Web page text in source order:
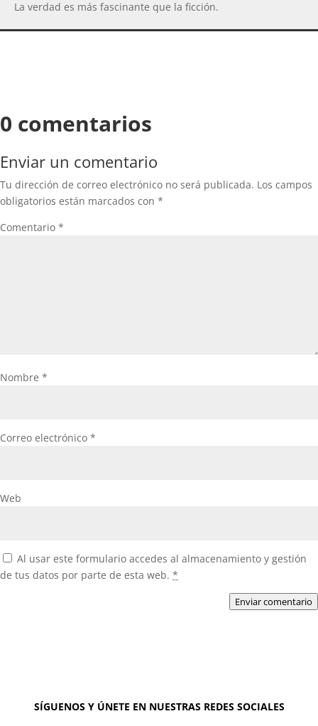
La verdad es más fascinante que la ficción.
0 comentarios
Enviar un comentario
Tu dirección de correo electrónico no será publicada. Los campos
obligatorios están marcados con *
Comentario *
Nombre *
Correo electrónico *
Web
Al usar este formulario accedes al almacenamiento y gestión
de tus datos por parte de esta web. *
Enviar comentario
SÍGUENOS Y ÚNETE EN NUESTRAS REDES SOCIALES